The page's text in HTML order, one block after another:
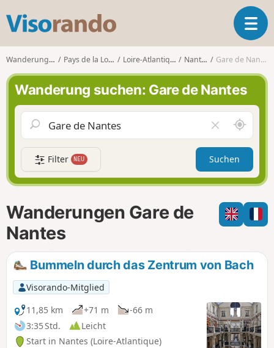
s
o
r
a
n
d
o
T
o
g
n
i
a
t
o
n
Wanderungen Pays de la Loire Loire-Atlantique Nantes Gare de Nantes
Wanderung suchen: Gare de Nantes
e
l
d
l
e
e
e
S
c
h
u
m
i
h
m
Filter NEU Suchen
Wanderungen Gare de
Nantes
Bummeln durch das Zentrum von Bach
Visorando-Mitglied
11,85 km
+71 m
-66 m
3:35 Std.
Leicht
Start in Nantes (Loire-Atlantique)